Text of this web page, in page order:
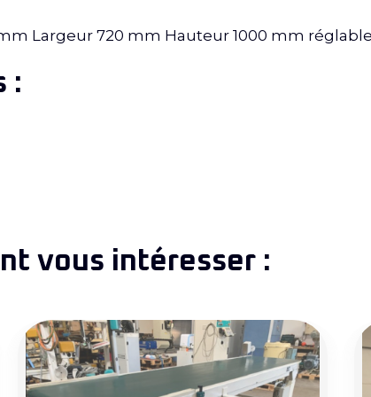
Largeur 720 mm Hauteur 1000 mm
:
vous intéresser :